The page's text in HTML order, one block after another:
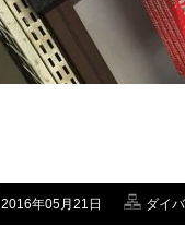
2016年05月21日 ダイ